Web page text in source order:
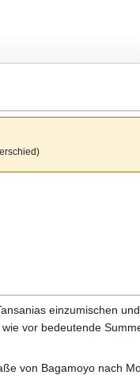
einzumischen
vor bedeutende
von Bagamoyo nach